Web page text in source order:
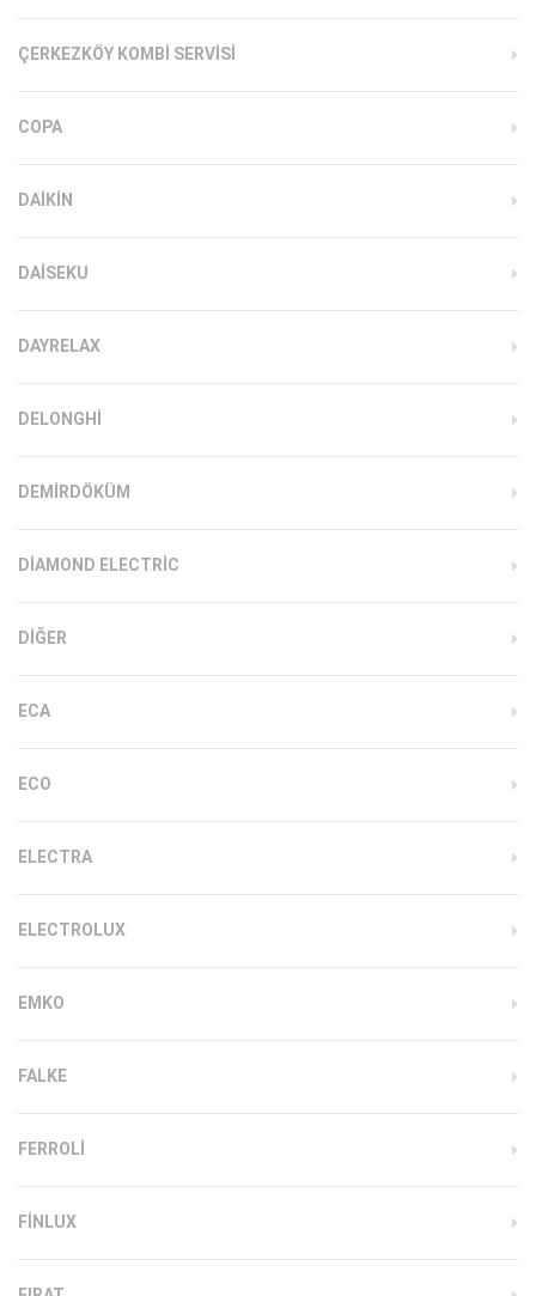
ÇERKEZKÖY KOMBI SERVISI
COPA
DAIKIN
DAISEKU
DAYRELAX
DELONGHI
DEMIRDÖKÜM
DIAMOND ELECTRIC
DIĞER
ECA
ECO
ELECTRA
ELECTROLUX
EMKO
FALKE
FERROLI
FINLUX